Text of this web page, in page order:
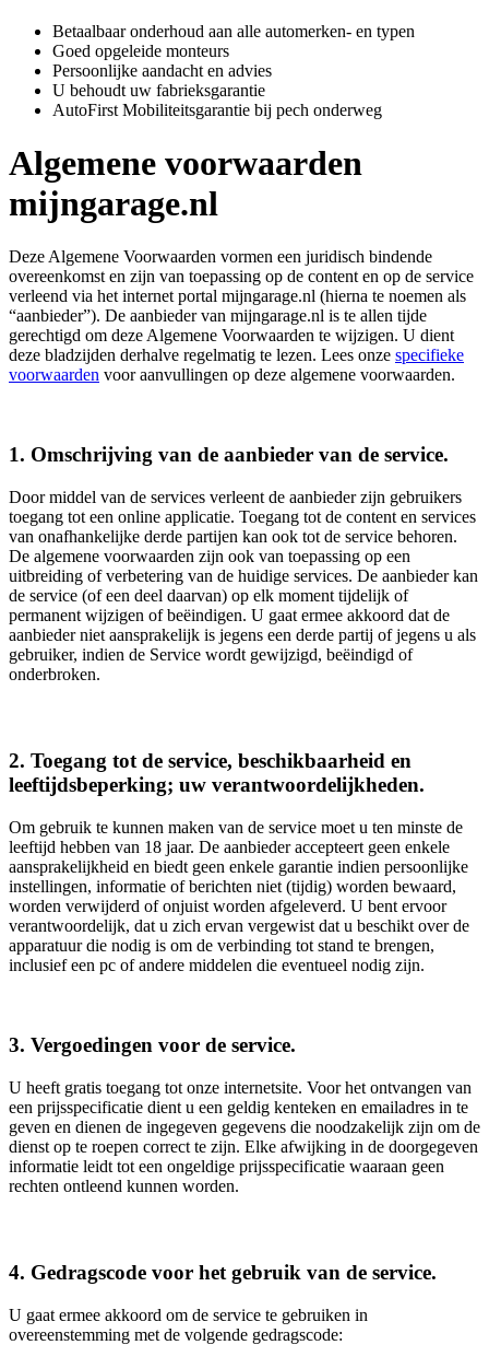
Betaalbaar onderhoud aan alle automerken- en typen
Goed opgeleide monteurs
Persoonlijke aandacht en advies
U behoudt uw fabrieksgarantie
AutoFirst Mobiliteitsgarantie bij pech onderweg
Algemene voorwaarden
mijngarage.nl
Deze Algemene Voorwaarden vormen een juridisch bindende
overeenkomst en zijn van toepassing op de content en op de service
verleend via het internet portal mijngarage.nl (hierna te noemen als
“aanbieder”). De aanbieder van mijngarage.nl is te allen tijde
gerechtigd om deze Algemene Voorwaarden te wijzigen. U dient
deze bladzijden derhalve regelmatig te lezen. Lees onze specifieke
voorwaarden voor aanvullingen op deze algemene voorwaarden.
1. Omschrijving van de aanbieder van de service.
Door middel van de services verleent de aanbieder zijn gebruikers
toegang tot een online applicatie. Toegang tot de content en services
van onafhankelijke derde partijen kan ook tot de service behoren.
De algemene voorwaarden zijn ook van toepassing op een
uitbreiding of verbetering van de huidige services. De aanbieder kan
de service (of een deel daarvan) op elk moment tijdelijk of
permanent wijzigen of beëindigen. U gaat ermee akkoord dat de
aanbieder niet aansprakelijk is jegens een derde partij of jegens u als
gebruiker, indien de Service wordt gewijzigd, beëindigd of
onderbroken.
2. Toegang tot de service, beschikbaarheid en
leeftijdsbeperking; uw verantwoordelijkheden.
Om gebruik te kunnen maken van de service moet u ten minste de
leeftijd hebben van 18 jaar. De aanbieder accepteert geen enkele
aansprakelijkheid en biedt geen enkele garantie indien persoonlijke
instellingen, informatie of berichten niet (tijdig) worden bewaard,
worden verwijderd of onjuist worden afgeleverd. U bent ervoor
verantwoordelijk, dat u zich ervan vergewist dat u beschikt over de
apparatuur die nodig is om de verbinding tot stand te brengen,
inclusief een pc of andere middelen die eventueel nodig zijn.
3. Vergoedingen voor de service.
U heeft gratis toegang tot onze internetsite. Voor het ontvangen van
een prijsspecificatie dient u een geldig kenteken en emailadres in te
geven en dienen de ingegeven gegevens die noodzakelijk zijn om de
dienst op te roepen correct te zijn. Elke afwijking in de doorgegeven
informatie leidt tot een ongeldige prijsspecificatie waaraan geen
rechten ontleend kunnen worden.
4. Gedragscode voor het gebruik van de service.
U gaat ermee akkoord om de service te gebruiken in
overeenstemming met de volgende gedragscode: